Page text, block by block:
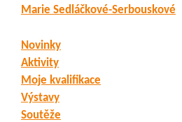
Marie Sedláčkové-Serbouskové
Novinky
Aktivity
Moje kvalifikace
Výstavy
Soutěže